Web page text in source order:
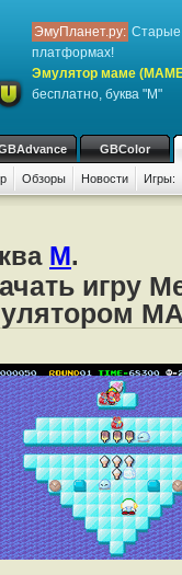
ЭмуПланет.ру: Старые
платформах!
Эмулятор маме
бесплатно, буква "M"
GBColor
Обзоры Новости Игры:
M.
игру